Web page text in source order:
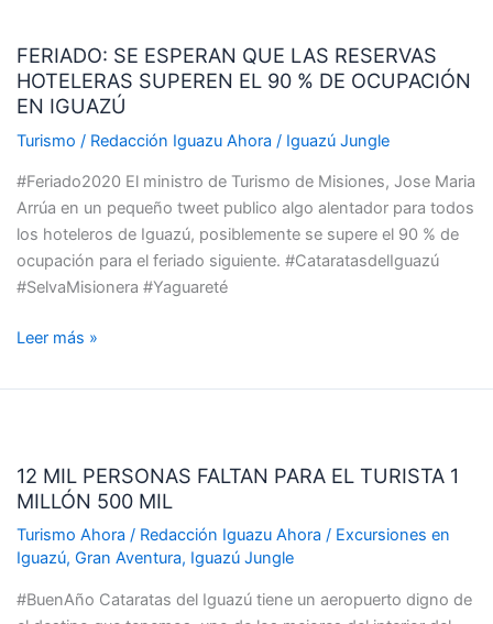
FERIADO: SE ESPERAN QUE LAS RESERVAS
HOTELERAS SUPEREN EL 90 % DE OCUPACIÓN
EN IGUAZÚ
Turismo / Redacción Iguazu Ahora / Iguazú Jungle
#Feriado2020 El ministro de Turismo de Misiones, Jose Maria
Arrúa en un pequeño tweet publico algo alentador para todos
los hoteleros de Iguazú, posiblemente se supere el 90 % de
ocupación para el feriado siguiente. #CataratasdelIguazú
#SelvaMisionera #Yaguareté
ESPERAN
QUE
LAS
RESERVAS
SUPEREN
EL
90
%
DE
EN
Leer más »
12 MIL PERSONAS FALTAN PARA EL TURISTA 1
MILLÓN 500 MIL
Turismo Ahora / Redacción Iguazu Ahora / Excursiones en
Iguazú, Gran Aventura, Iguazú Jungle
#BuenAño Cataratas del Iguazú tiene un aeropuerto digno de
PERSONAS
FALTAN
PARA
EL
1